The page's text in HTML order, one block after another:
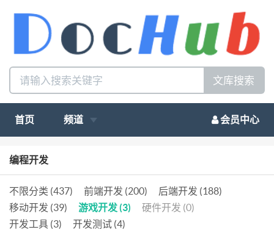
文库搜索
首页 频道 会员中心
编程开发
不限分类 (437) 前端开发 (200)
后端开发 (188)
移动开发 (39)
游戏开发 (3)
硬件开发 (0)
开发工具 (3)
开发测试 (4)